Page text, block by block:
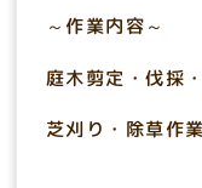
～作業内容～
庭木剪定・伐採
芝刈り・除草作